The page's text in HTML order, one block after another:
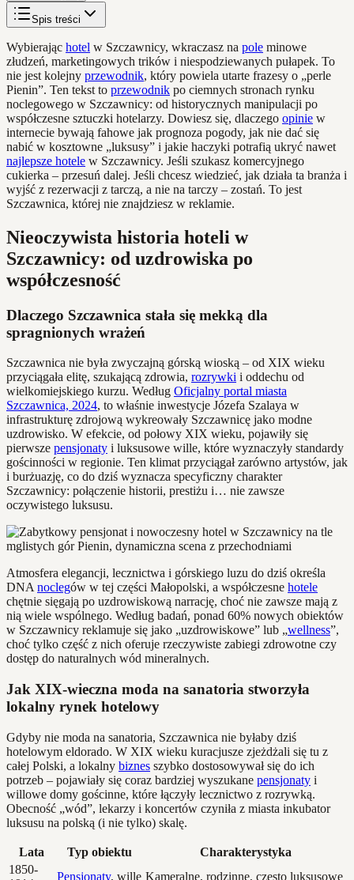
Spis treści
Wybierając hotel w Szczawnicy, wkraczasz na pole minowe
złudzeń, marketingowych trików i niespodziewanych pułapek. To
nie jest kolejny przewodnik, który powiela utarte frazesy o „perle
Pienin”. Ten tekst to przewodnik po ciemnych stronach rynku
noclegowego w Szczawnicy: od historycznych manipulacji po
współczesne sztuczki hotelarzy. Dowiesz się, dlaczego opinie w
internecie bywają fahowe jak prognoza pogody, jak nie dać się
nabić w kosztowne „luksusy” i jakie haczyki potrafią ukryć nawet
najlepsze hotele w Szczawnicy. Jeśli szukasz komercyjnego
cukierka – przesuń dalej. Jeśli chcesz wiedzieć, jak działa ta branża i
wyjść z rezerwacji z tarczą, a nie na tarczy – zostań. To jest
Szczawnica, której nie znajdziesz w reklamie.
Nieoczywista historia hoteli w
Szczawnicy: od uzdrowiska po
współczesność
Dlaczego Szczawnica stała się mekką dla
spragnionych wrażeń
Szczawnica nie była zwyczajną górską wioską – od XIX wieku
przyciągała elitę, szukającą zdrowia, rozrywki i oddechu od
wielkomiejskiego kurzu. Według Oficjalny portal miasta
Szczawnica, 2024, to właśnie inwestycje Józefa Szalaya w
infrastrukturę zdrojową wykreowały Szczawnicę jako modne
uzdrowisko. W efekcie, od połowy XIX wieku, pojawiły się
pierwsze pensjonaty i luksusowe wille, które wyznaczyły standardy
gościnności w regionie. Ten klimat przyciągał zarówno artystów, jak
i burżuazję, co do dziś wyznacza specyficzny charakter
Szczawnicy: połączenie historii, prestiżu i… nie zawsze
oczywistego luksusu.
Atmosfera elegancji, lecznictwa i górskiego luzu do dziś określa
DNA noclegów w tej części Małopolski, a współczesne hotele
chętnie sięgają po uzdrowiskową narrację, choć nie zawsze mają z
nią wiele wspólnego. Według badań, ponad 60% nowych obiektów
w Szczawnicy reklamuje się jako „uzdrowiskowe” lub „wellness”,
choć tylko część z nich oferuje rzeczywiste zabiegi zdrowotne czy
dostęp do naturalnych wód mineralnych.
Jak XIX-wieczna moda na sanatoria stworzyła
lokalny rynek hotelowy
Gdyby nie moda na sanatoria, Szczawnica nie byłaby dziś
hotelowym eldorado. W XIX wieku kuracjusze zjeżdżali się tu z
całej Polski, a lokalny biznes szybko dostosowywał się do ich
potrzeb – pojawiały się coraz bardziej wyszukane pensjonaty i
willowe domy gościnne, które łączyły lecznictwo z rozrywką.
Obecność „wód”, lekarzy i koncertów czyniła z miasta inkubator
luksusu na polską (i nie tylko) skalę.
Lata Typ obiektu
Charakterystyka
1850-
Pensjonaty, wille Kameralne, rodzinne, często luksusowe